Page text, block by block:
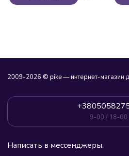
2009-2026 © pike — интернет-магазин
9-00 / 18-00
Написать в мессенджеры: